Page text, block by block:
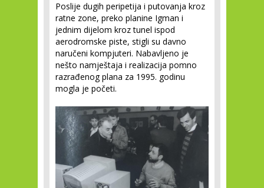
Poslije dugih peripetija i putovanja kroz
ratne zone, preko planine Igman i
jednim dijelom kroz tunel ispod
aerodromske piste, stigli su davno
naručeni kompjuteri. Nabavljeno je
nešto namještaja i realizacija pomno
razrađenog plana za 1995. godinu
mogla je početi.